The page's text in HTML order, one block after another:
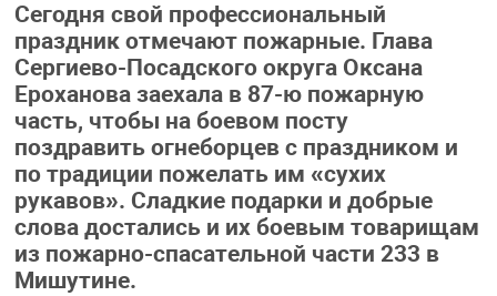
Сегодня свой профессиональный
праздник отмечают пожарные. Глава
Сергиево-Посадского округа Оксана
Ероханова заехала в 87-ю пожарную
часть, чтобы на боевом посту
поздравить огнеборцев с праздником и
по традиции пожелать им «сухих
рукавов». Сладкие подарки и добрые
слова достались и их боевым товарищам
из пожарно-спасательной части 233 в
Мишутине.